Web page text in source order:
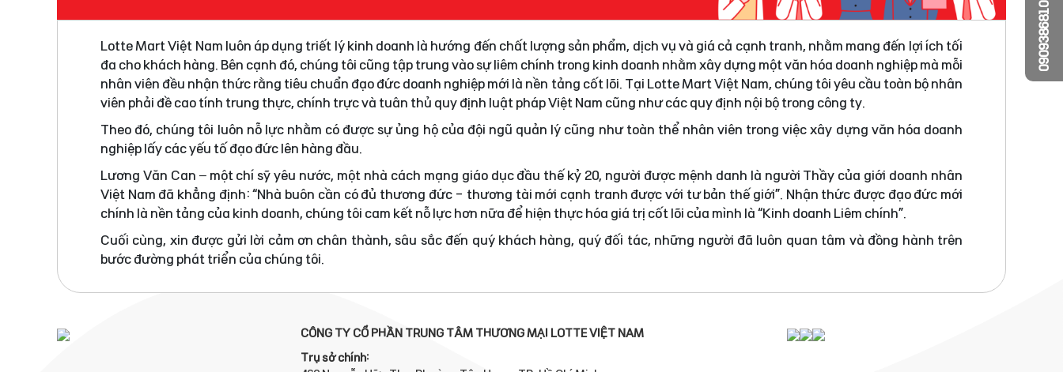
Lotte Mart Việt Nam luôn áp dụng triết lý kinh doanh là hướng đến chất lượng sản phẩm, dịch vụ và giá cả cạnh tranh, nhằm mang đến lợi ích tối
đa cho khách hàng. Bên cạnh đó, chúng tôi cũng tập trung vào sự liêm chính trong kinh doanh nhằm xây dựng một văn hóa doanh nghiệp mà mỗi
nhân viên đều nhận thức rằng tiêu chuẩn đạo đức doanh nghiệp mới là nền tảng cốt lõi. Tại Lotte Mart Việt Nam, chúng tôi yêu cầu toàn bộ nhân
viên phải đề cao tính trung thực, chính trực và tuân thủ quy định luật pháp Việt Nam cũng như các quy định nội bộ trong công ty.
Theo đó, chúng tôi luôn nỗ lực nhằm có được sự ủng hộ của đội ngũ quản lý cũng như toàn thể nhân viên trong việc xây dựng văn hóa doanh
nghiệp lấy các yếu tố đạo đức lên hàng đầu.
Lương Văn Can – một chí sỹ yêu nước, một nhà cách mạng giáo dục đầu thế kỷ 20, người được mệnh danh là người Thầy của giới doanh nhân
Việt Nam đã khẳng định: “Nhà buôn cần có đủ thương đức - thương tài mới cạnh tranh được với tư bản thế giới”. Nhận thức được đạo đức mới
chính là nền tảng của kinh doanh, chúng tôi cam kết nỗ lực hơn nữa để hiện thực hóa giá trị cốt lõi của mình là “Kinh doanh Liêm chính”.
Cuối cùng, xin được gửi lời cảm ơn chân thành, sâu sắc đến quý khách hàng, quý đối tác, những người đã luôn quan tâm và đồng hành trên
bước đường phát triển của chúng tôi.
CÔNG TY CỔ PHẦN TRUNG TÂM THƯƠNG MẠI LOTTE VIỆT NAM
Trụ sở chính:
0909386810